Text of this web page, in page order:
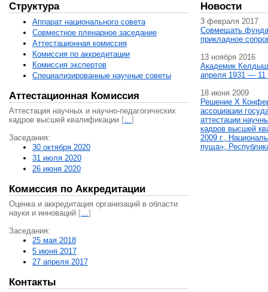
Структура
Аппарат национального совета
Совместное пленарное заседание
Аттестационная комисcия
Комиссия по аккредитации
Комиссия экспертов
Специализированные научные советы
Аттестационная Комиссия
Аттестация научных и научно-педагогических
кадров высшей квалификации […]
Заседания:
30 октября 2020
31 июля 2020
26 июня 2020
Комиссия по Аккредитации
Оценка и аккредитация организаций в области
науки и инноваций […]
Заседания:
25 мая 2018
5 июня 2017
27 апреля 2017
Контакты
Новости
3 февраля 2017
Совмещать
прикладное
13 ноября 2016
Академик
апреля 1931 — 11
18 июня 2009
Решение X
ассоциации
аттестации
кадров высшей
2009 г.,
пуща»,